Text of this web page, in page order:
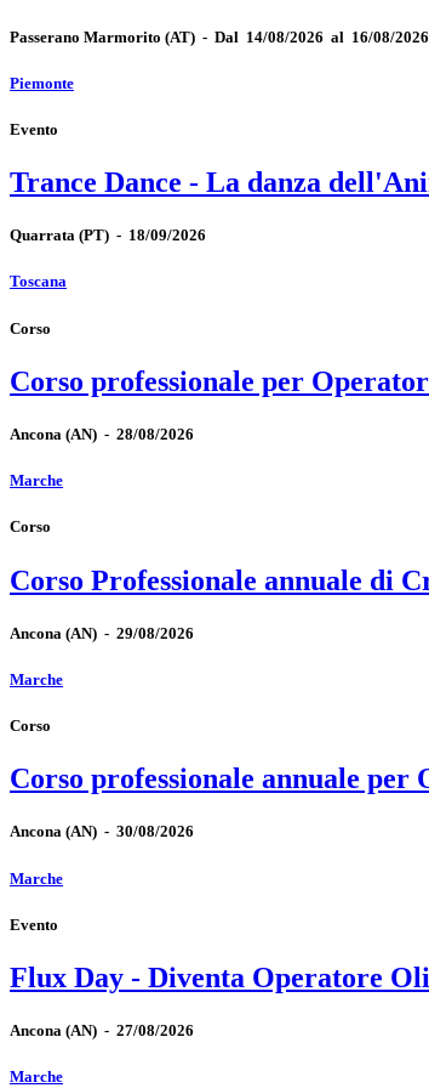
Passerano Marmorito (AT) - Dal 14/08/2026 al 16/08/2026
Piemonte
Evento
Trance Dance - La danza
Quarrata (PT) - 18/09/2026
Toscana
Corso
Corso professionale per
Ancona (AN) - 28/08/2026
Marche
Corso
Corso Professionale annuale di
Ancona (AN) - 29/08/2026
Marche
Corso
Corso professionale annuale
Ancona (AN) - 30/08/2026
Marche
Evento
Flux Day - Diventa Operatore
Ancona (AN) - 27/08/2026
Marche